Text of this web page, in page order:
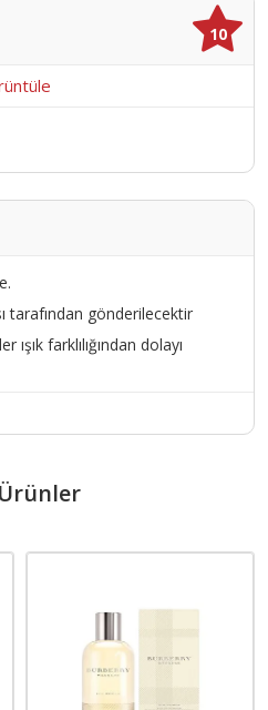
10
tarafından gönderilecektir
farklılığından dolayı